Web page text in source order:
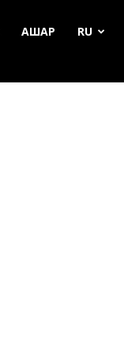
АШАР RU